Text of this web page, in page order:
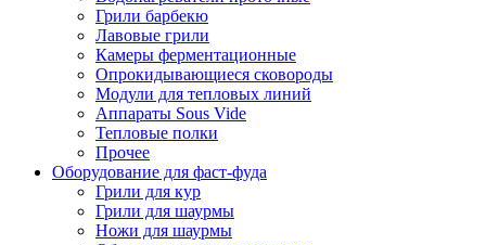
Грили барбекю
Лавовые грили
Камеры ферментационные
Опрокидывающиеся сковороды
Модули для тепловых линий
Аппараты Sous Vide
Тепловые полки
Прочее
Оборудование для фаст-фуда
Грили для кур
Грили для шаурмы
Ножи для шаурмы